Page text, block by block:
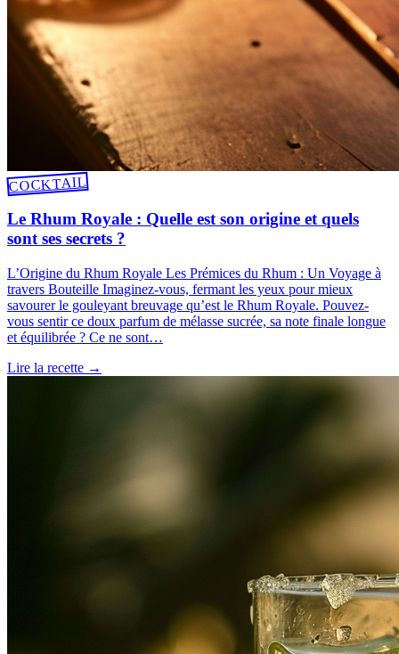
COCKTAIL
Le Rhum Royale : Quelle est son origine et quels
sont ses secrets ?
L’Origine du Rhum Royale Les Prémices du Rhum : Un Voyage à
travers Bouteille Imaginez-vous, fermant les yeux pour mieux
savourer le gouleyant breuvage qu’est le Rhum Royale. Pouvez-
vous sentir ce doux parfum de mélasse sucrée, sa note finale longue
et équilibrée ? Ce ne sont…
Lire la recette →